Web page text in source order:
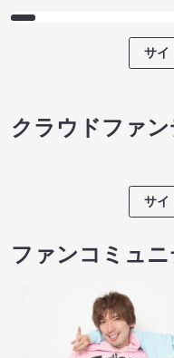
サイ
クラウドファ
サイ
ファンコミュニ